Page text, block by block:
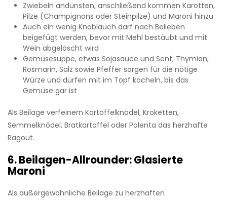
Zwiebeln andünsten, anschließend kommen Karotten,
Pilze (Champignons oder Steinpilze) und Maroni hinzu
Auch ein wenig Knoblauch darf nach Belieben
beigefügt werden, bevor mit Mehl bestäubt und mit
Wein abgelöscht wird
Gemüsesuppe, etwas Sojasauce und Senf, Thymian,
Rosmarin, Salz sowie Pfeffer sorgen für die nötige
Würze und dürfen mit im Topf köcheln, bis das
Gemüse gar ist
Als Beilage verfeinern Kartoffelknödel, Kroketten,
Semmelknödel, Bratkartoffel oder Polenta das herzhafte
Ragout.
6. Beilagen-Allrounder: Glasierte
Maroni
Als außergewöhnliche Beilage zu herzhaften